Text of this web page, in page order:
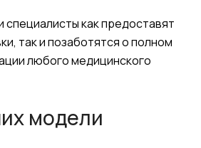
как предоставят
так и позаботятся о полном
любого медицинского
модели